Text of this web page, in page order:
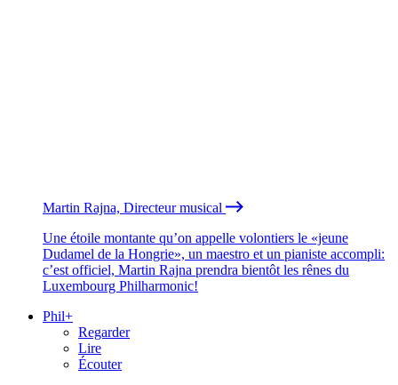
Martin Rajna, Directeur musical
Une étoile montante qu’on appelle volontiers le «jeune
Dudamel de la Hongrie», un maestro et un pianiste accompli:
c’est officiel, Martin Rajna prendra bientôt les rênes du
Luxembourg Philharmonic!
Phil+
Regarder
Lire
Écouter